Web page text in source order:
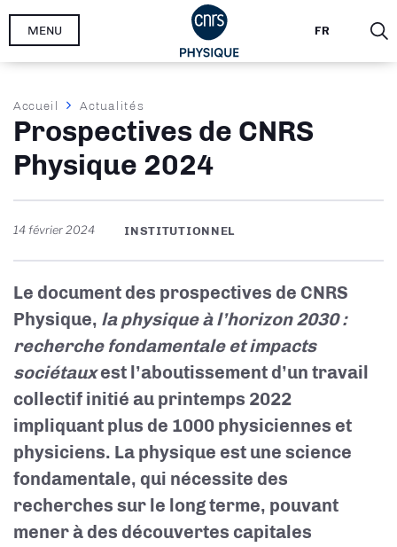
Aller
FR
MENU
Fil
d'Ariane
Accueil Actualités
Prospectives de CNRS
Physique 2024
14 février 2024 INSTITUTIONNEL
Le document des prospectives de CNRS
Physique, la physique à l’horizon 2030 :
recherche fondamentale et impacts
sociétauxest l’aboutissement d’un travail
collectif initié au printemps 2022
impliquant plus de 1000 physiciennes et
physiciens. La physique est une science
fondamentale, qui nécessite des
recherches sur le long terme, pouvant
mener à des découvertes capitales